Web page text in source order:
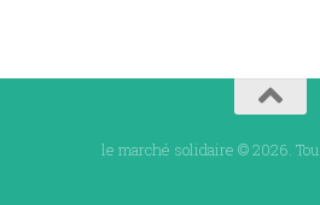
le marché solidaire © 2026.